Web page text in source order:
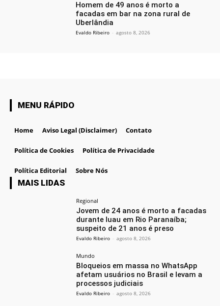
Homem de 49 anos é morto a
facadas em bar na zona rural de
Uberlândia
Evaldo Ribeiro - agosto 8, 2026
MENU RÁPIDO
Home Aviso Legal (Disclaimer) Contato
Política de Cookies Política de Privacidade
Política Editorial Sobre Nós
MAIS LIDAS
Regional
Jovem de 24 anos é morto a facadas
durante luau em Rio Paranaíba;
suspeito de 21 anos é preso
Evaldo Ribeiro - agosto 8, 2026
Mundo
Bloqueios em massa no WhatsApp
afetam usuários no Brasil e levam a
processos judiciais
Evaldo Ribeiro - agosto 8, 2026